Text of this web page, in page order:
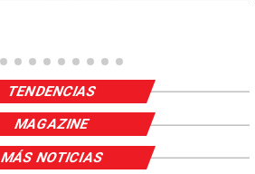
TENDENCIAS
MAGAZINE
MÁS NOTICIAS